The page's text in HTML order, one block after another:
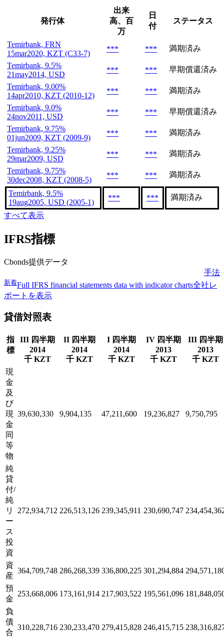
発行体
出来
高、百
万
日
付
ステータス
Temirbank, FRN
15mar2020, KZT (C33-7)
*** ***
満期済み
Temirbank, 9.5%
21may2014, USD
*** ***
早期償還済み
Temirbank, 9.00%
14apr2010, KZT (2010-12)
*** ***
満期済み
Temirbank, 9.0%
24nov2011, USD
*** ***
早期償還済み
Temirbank, 9.75%
01jun2009, KZT (2009-9)
*** ***
満期済み
Temirbank, 9.25%
29mar2009, USD
*** ***
満期済み
Temirbank, 9.75%
30dec2008, KZT (2008-5)
*** *** 満期済み
Temirbank, 9.5%
19aug2005, USD (2005-1)
*** *** 満期済み
すべて表示
IFRS指標
Cbonds提供データ
手法
新着Full IFRS financial statements data with indicator charts全社レ
ポートを表示
貸借対照表
指
標
III 四半期
2014
千 KZT
II 四半期
2014
千 KZT
I 四半期
2014
千 KZT
IV 四半期
2013
千 KZT
III 四半期
2013
千 KZT
現
金
及
び
現
金
同
等
物
39,630,330 9,904,135 47,211,600 19,236,827 9,750,795
純
貸
付/
純
リ
ー
ス
投
資
272,934,712 226,513,126 239,345,911 230,690,747
資
産
364,709,748 286,268,339 336,800,225 301,294,884
預
金
253,668,006 173,161,914 217,903,522 195,561,096
負
債
合
310,228,716 230,233,470 279,415,828 246,415,715